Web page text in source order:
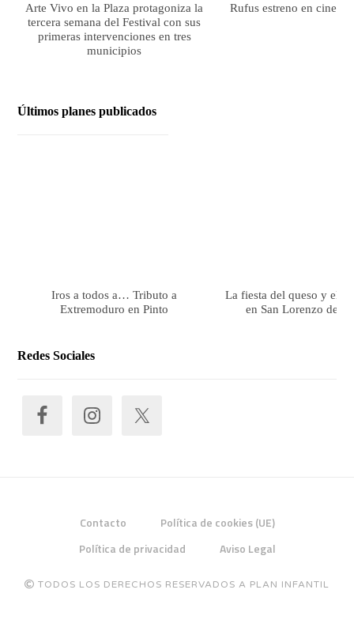
Arte Vivo en la Plaza protagoniza la
tercera semana del Festival con sus
primeras intervenciones en tres
municipios
Rufus estreno en cines
Últimos planes publicados
Iros a todos a… Tributo a
Extremoduro en Pinto
La fiesta del queso y el
en San Lorenzo de
Redes Sociales
Contacto
Política de cookies (UE)
Política de privacidad
Aviso Legal
TODOS LOS DERECHOS RESERVADOS A PLAN INFANTIL